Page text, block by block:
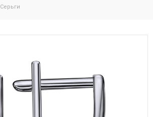
Серьги